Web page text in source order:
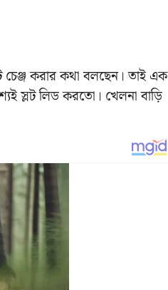
করার কথা বলছেন। তাই এক
স্লট লিড করতো। খেলনা বাড়ি